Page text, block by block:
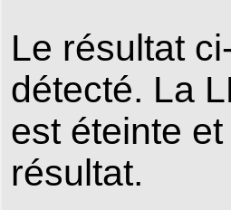
Le résultat
détecté. La
est éteinte
résultat.